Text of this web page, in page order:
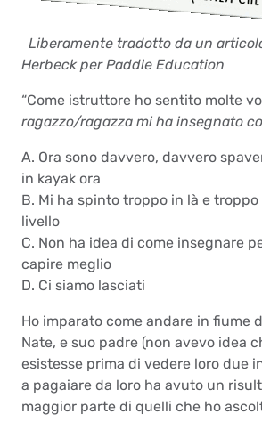
Liberamente tradotto da un
Herbeck per Paddle Education
“Come istruttore ho sentito molte
ragazzo/ragazza mi ha insegnato
A. Ora sono davvero, davvero
in kayak ora
B. Mi ha spinto troppo in là e
livello
C. Non ha idea di come insegnare
capire meglio
D. Ci siamo lasciati
Ho imparato come andare in fiume
Nate, e suo padre (non avevo idea
esistesse prima di vedere loro due
a pagaiare da loro ha avuto un
maggior parte di quelli che ho